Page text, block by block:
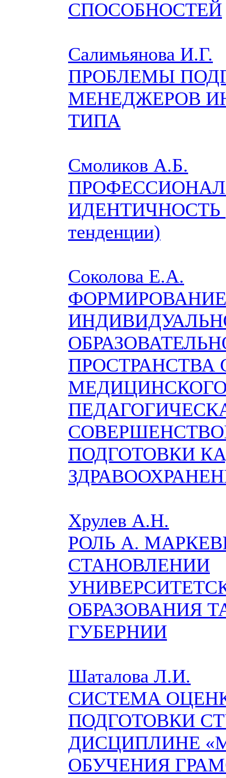
СПОСОБНОСТЕЙ
Салимьянова И.Г.
ПРОБЛЕМЫ
МЕНЕДЖЕРОВ
ТИПА
Смоликов А.Б.
ИДЕНТИЧНОСТЬ
тенденции)
Соколова Е.А.
ФОРМИРОВАНИЕ
ПРОСТРАНСТВА
ПОДГОТОВКИ
Хрулев А.Н.
РОЛЬ А.
СТАНОВЛЕНИИ
ОБРАЗОВАНИЯ
ГУБЕРНИИ
Шаталова Л.И.
СИСТЕМА
ПОДГОТОВКИ
ДИСЦИПЛИНЕ
ОБУЧЕНИЯ